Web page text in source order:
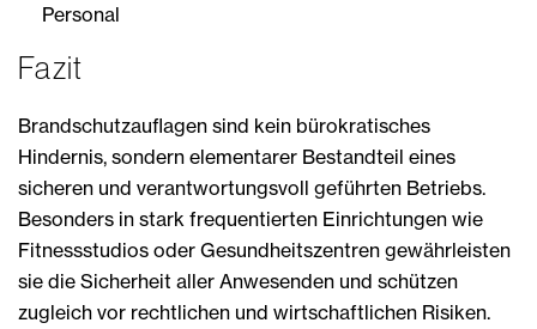
Personal
Fazit
Brandschutzauflagen sind kein bürokratisches
Hindernis, sondern elementarer Bestandteil eines
sicheren und verantwortungsvoll geführten Betriebs.
Besonders in stark frequentierten Einrichtungen wie
Fitnessstudios oder Gesundheitszentren gewährleisten
sie die Sicherheit aller Anwesenden und schützen
zugleich vor rechtlichen und wirtschaftlichen Risiken.